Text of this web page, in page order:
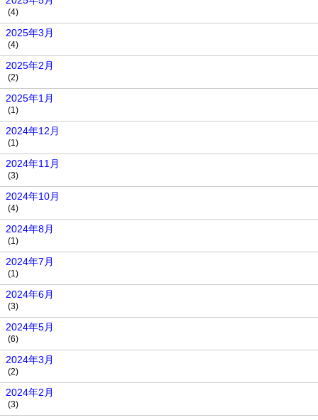
(4)
2025年3月
(4)
2025年2月
(2)
2025年1月
(1)
2024年12月
(1)
2024年11月
(3)
2024年10月
(4)
2024年8月
(1)
2024年7月
(1)
2024年6月
(3)
2024年5月
(6)
2024年3月
(2)
2024年2月
(3)